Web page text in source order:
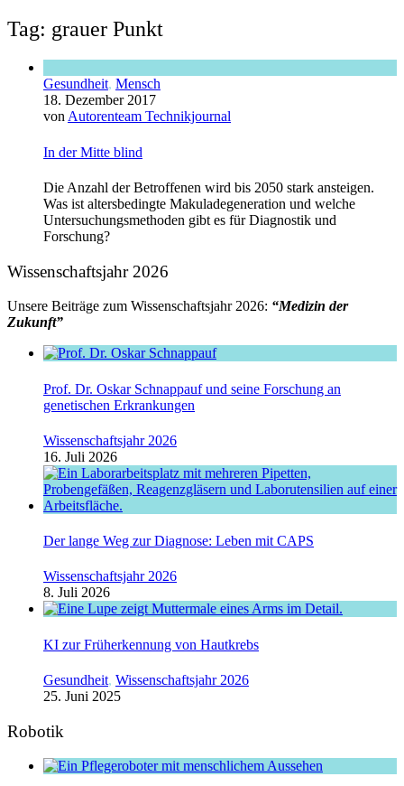
Tag: grauer Punkt
Gesundheit, Mensch
18. Dezember 2017
von Autorenteam Technikjournal
In der Mitte blind
Die Anzahl der Betroffenen wird bis 2050 stark ansteigen.
Was ist altersbedingte Makuladegeneration und welche
Untersuchungsmethoden gibt es für Diagnostik und
Forschung?
Wissenschaftsjahr 2026
Unsere Beiträge zum Wissenschaftsjahr 2026: “Medizin der
Zukunft”
Prof. Dr. Oskar Schnappauf und seine Forschung an
genetischen Erkrankungen
Wissenschaftsjahr 2026
16. Juli 2026
Der lange Weg zur Diagnose: Leben mit CAPS
Wissenschaftsjahr 2026
8. Juli 2026
KI zur Früherkennung von Hautkrebs
Gesundheit, Wissenschaftsjahr 2026
25. Juni 2025
Robotik